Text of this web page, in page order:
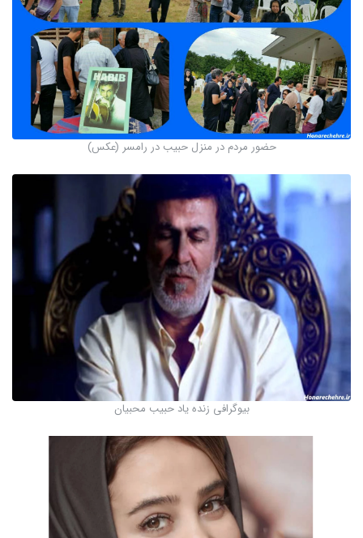
حضور مردم در منزل حبیب در رامسر (عکس)
بیوگرافی زنده یاد حبیب محبیان